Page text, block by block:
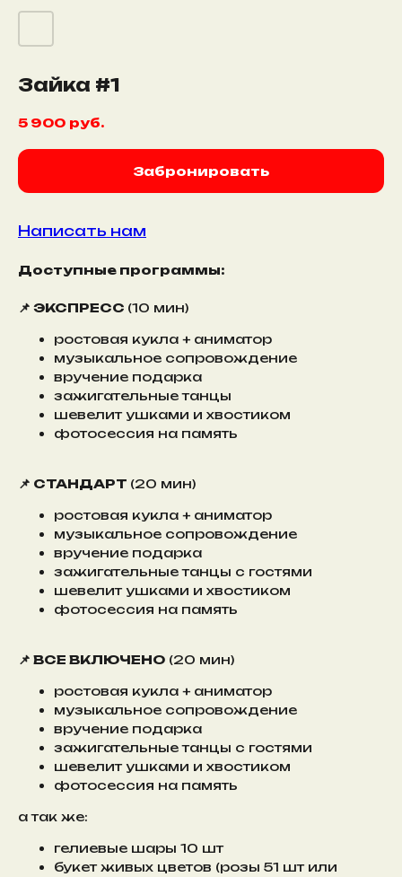
Зайка #1
5 900 руб.
Забронировать
Написать нам
Доступные программы:
📌 ЭКСПРЕСС (10 мин)
ростовая кукла + аниматор
музыкальное сопровождение
вручение подарка
зажигательные танцы
шевелит ушками и хвостиком
фотосессия на память
📌 СТАНДАРТ (20 мин)
ростовая кукла + аниматор
музыкальное сопровождение
вручение подарка
зажигательные танцы с гостями
шевелит ушками и хвостиком
фотосессия на память
📌 ВСЕ ВКЛЮЧЕНО (20 мин)
ростовая кукла + аниматор
музыкальное сопровождение
вручение подарка
зажигательные танцы с гостями
шевелит ушками и хвостиком
фотосессия на память
а так же:
гелиевые шары 10 шт
букет живых цветов (розы 51 шт или